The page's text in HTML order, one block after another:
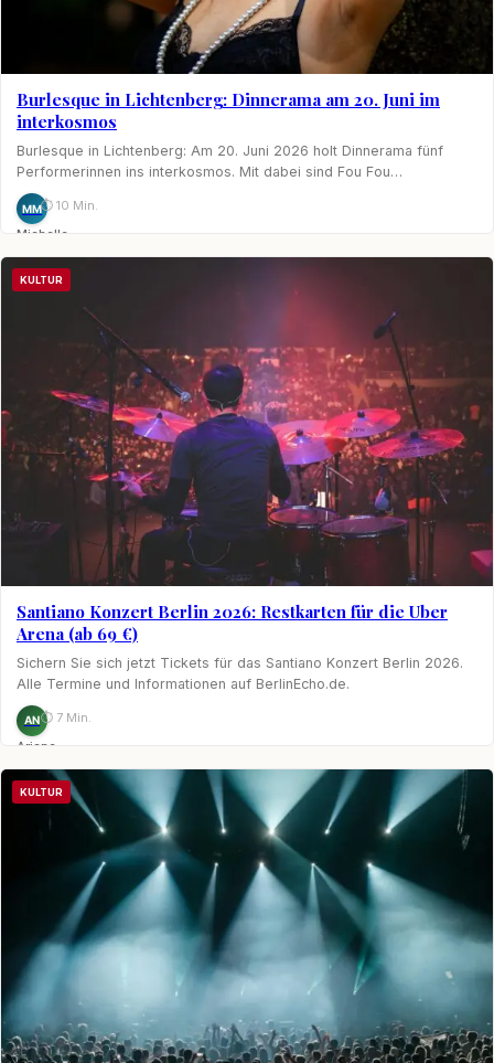
Burlesque in Lichtenberg: Dinnerama am 20. Juni im
interkosmos
Burlesque in Lichtenberg: Am 20. Juni 2026 holt Dinnerama fünf
Performerinnen ins interkosmos. Mit dabei sind Fou Fou…
MM
Michelle
Möhring
⏱ 10 Min.
KULTUR
Santiano Konzert Berlin 2026: Restkarten für die Uber
Arena (ab 69 €)
Sichern Sie sich jetzt Tickets für das Santiano Konzert Berlin 2026.
Alle Termine und Informationen auf BerlinEcho.de.
AN
Ariane
⏱ 7 Min.
KULTUR